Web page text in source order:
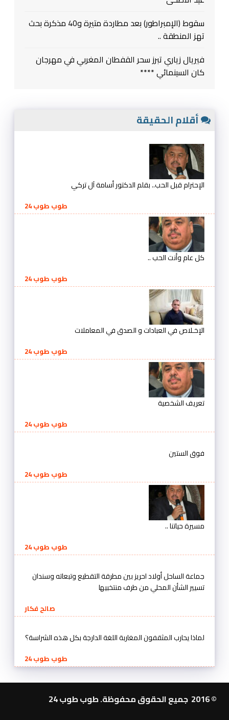
سقوط (الإمبراطور) بعد مطاردة متيرة و40 مذكرة بحث
تهز المنطقة ..
فيريال زياري تبرز سحر القفطان المغربي في مهرجان
كان السينمائي ****
أقلام الحقيقة
الإحترام قبل الحب.. بقلم الدكتور أسامة آل تركي
طوب طوب 24
كل عام وأنت الحب ..
طوب طوب 24
الإخـلاص في العبادات و الصدق في المعاملات
طوب طوب 24
تعريف الشخصية
طوب طوب 24
فوق الستين
طوب طوب 24
مسيرة حياتنا ..
طوب طوب 24
جماعة الساحل أولاد احريز بين مطرقة التقطيع وتبعاته وسندان
تسيير الشأن المحلي من طرف منتخبيها
صالح فكار
لماذا يحارب المثقفون المغاربة اللغة الدارجة بكل هذه الشراسة؟
طوب طوب 24
© 2016 جميع الحقوق محفوظة. طوب طوب 24